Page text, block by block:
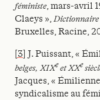
féministe, mars-avril
Claeys »,Dictionnaire
Bruxelles, Racine,
[3] J. Puissant, «
belges, XIXe et XXe
Jacques, «
syndicalisme au